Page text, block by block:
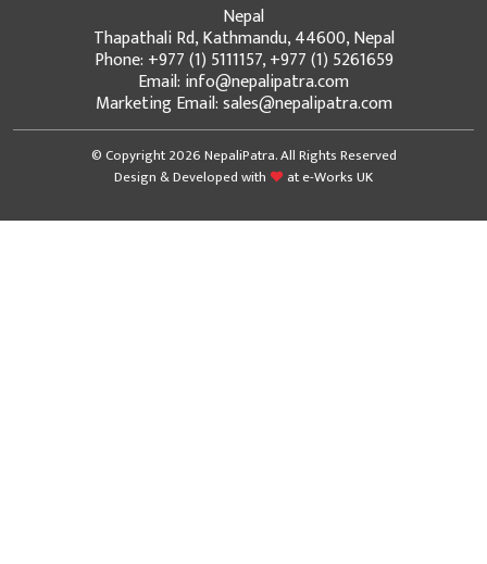
Nepal
Thapathali Rd, Kathmandu, 44600, Nepal
Phone: +977 (1) 5111157, +977 (1) 5261659
Email: info@nepalipatra.com
Marketing Email: sales@nepalipatra.com
© Copyright 2026 NepaliPatra. All Rights Reserved
Design & Developed with
ate-Works UK